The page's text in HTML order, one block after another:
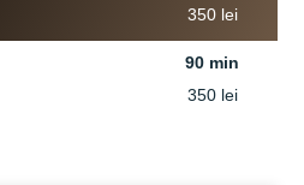
350 lei
90 min
350 lei